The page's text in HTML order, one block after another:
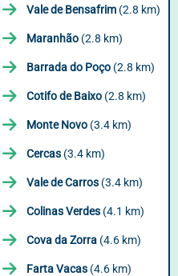
Vale de Bensafrim (2.8 km)
Maranhão (2.8 km)
Barrada do Poço (2.8 km)
Cotifo de Baixo (2.8 km)
Monte Novo (3.4 km)
Cercas (3.4 km)
Vale de Carros (3.4 km)
Colinas Verdes (4.1 km)
Cova da Zorra (4.6 km)
Farta Vacas (4.6 km)